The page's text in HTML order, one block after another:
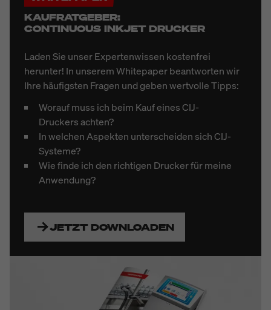
KAUFRATGEBER:
CONTINUOUS INKJET DRUCKER
Laden Sie unser Expertenwissen kostenfrei
herunter! In unserem Whitepaper beantworten wir
Ihre häufigsten Fragen und geben wertvolle Tipps:
Worauf muss ich beim Kauf eines CIJ-
Druckers achten?
In welchen Aspekten unterscheiden sich CIJ-
Systeme?
Wie finde ich den richtigen Drucker für meine
Anwendung?
JETZT DOWNLOADEN